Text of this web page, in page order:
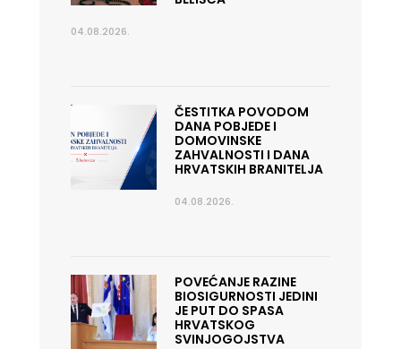
04.08.2026.
ČESTITKA POVODOM
DANA POBJEDE I
DOMOVINSKE
ZAHVALNOSTI I DANA
HRVATSKIH BRANITELJA
04.08.2026.
POVEĆANJE RAZINE
BIOSIGURNOSTI JEDINI
JE PUT DO SPASA
HRVATSKOG
SVINJOGOJSTVA